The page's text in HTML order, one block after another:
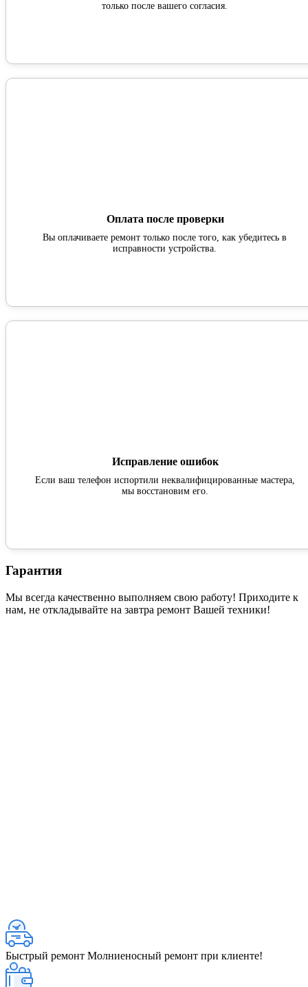
только после вашего согласия.
Оплата после проверки
Вы оплачиваете ремонт только после того, как убедитесь в
исправности устройства.
Исправление ошибок
Если ваш телефон испортили неквалифицированные мастера,
мы восстановим его.
Гарантия
Мы всегда качественно выполняем свою работу! Приходите к
нам, не откладывайте на завтра ремонт Вашей техники!
Быстрый ремонт Молниеносный ремонт при клиенте!